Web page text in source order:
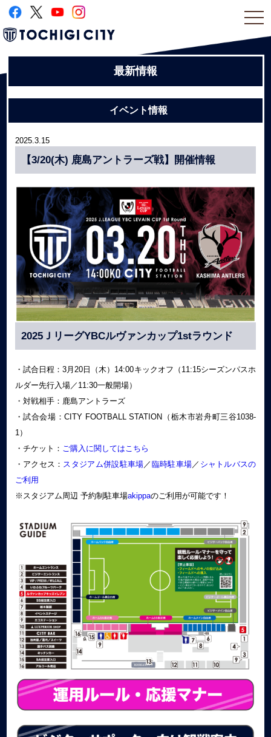
最新情報
イベント情報
2025.3.15
【3/20(木) 鹿島アントラーズ戦】開催情報
2025ＪリーグYBCルヴァンカップ1stラウンド
・試合日程：3月20日（木）14:00キックオフ（11:15シーズンパスホ
ルダー先行入場／11:30一般開場）
・対戦相手：鹿島アントラーズ
・試合会場：CITY FOOTBALL STATION（栃木市岩舟町三谷1038-
1）
・チケット： ご購入に関してはこちら
・アクセス： スタジアム併設駐車場 ／ 臨時駐車場 ／ シャトルバスの
ご利用
※スタジアム周辺 予約制駐車場akippaのご利用が可能です！